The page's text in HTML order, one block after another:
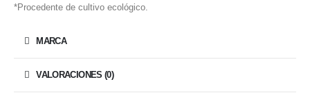
*Procedente de cultivo ecológico.
MARCA
VALORACIONES (0)